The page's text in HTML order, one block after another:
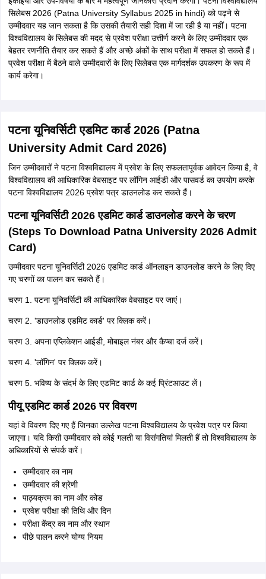
सिलेबस 2026 (Patna University Syllabus 2025 in hindi) को पढ़ने से
उम्मीदवार यह जान सकता है कि उसकी तैयारी सही दिशा में जा रही है या नहीं। पटना
विश्वविद्यालय के सिलेबस की मदद से प्रवेश परीक्षा उत्तीर्ण करने के लिए उम्मीदवार एक
बेहतर रणनीति तैयार कर सकते हैं और अच्छे अंकों के साथ परीक्षा में सफल हो सकते हैं।
प्रवेश परीक्षा में बैठने वाले उम्मीदवारों के लिए सिलेबस एक मार्गदर्शक उपकरण के रूप में
कार्य करेगा।
पटना यूनिवर्सिटी एडमिट कार्ड 2026 (Patna
University Admit Card 2026)
जिन उम्मीदवारों ने पटना विश्वविद्यालय में प्रवेश के लिए सफलतापूर्वक आवेदन किया है, वे
विश्वविद्यालय की आधिकारिक वेबसाइट पर लॉगिन आईडी और पासवर्ड का उपयोग करके
पटना विश्वविद्यालय 2026 प्रवेश पत्र डाउनलोड कर सकते हैं।
पटना यूनिवर्सिटी 2026 एडमिट कार्ड डाउनलोड करने के चरण
(Steps To Download Patna University 2026 Admit
Card)
उम्मीदवार पटना यूनिवर्सिटी 2026 एडमिट कार्ड ऑनलाइन डाउनलोड करने के लिए दिए
गए चरणों का पालन कर सकते हैं।
चरण 1. पटना यूनिवर्सिटी की आधिकारिक वेबसाइट पर जाएं।
चरण 2. 'डाउनलोड एडमिट कार्ड' पर क्लिक करें।
चरण 3. अपना एप्लिकेशन आईडी, मोबाइल नंबर और कैप्चा दर्ज करें।
चरण 4. 'लॉगिन' पर क्लिक करें।
चरण 5. भविष्य के संदर्भ के लिए एडमिट कार्ड के कई प्रिंटआउट लें।
पीयू एडमिट कार्ड 2026 पर विवरण
यहां वे विवरण दिए गए हैं जिनका उल्लेख पटना विश्वविद्यालय के प्रवेश पत्र पर किया
जाएगा। यदि किसी उम्मीदवार को कोई गलती या विसंगतियां मिलती हैं तो विश्वविद्यालय के
अधिकारियों से संपर्क करें।
उम्मीदवार का नाम
उम्मीदवार की श्रेणी
पाठ्यक्रम का नाम और कोड
प्रवेश परीक्षा की तिथि और दिन
परीक्षा केंद्र का नाम और स्थान
पीछे पालन करने योग्य नियम